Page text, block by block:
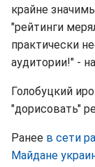
крайне
"рейтинги
практически
аудитории!" -
Голобуцкий
"дорисовать"
Ранее в сети
Майдане